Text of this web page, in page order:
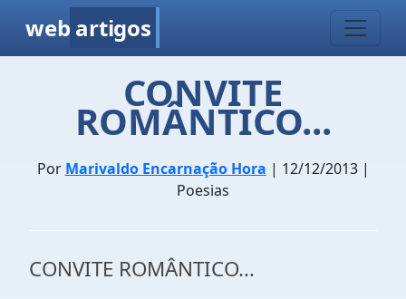
web artigos
CONVITE
ROMÂNTICO...
Por Marivaldo Encarnação Hora | 12/12/2013 |
Poesias
CONVITE ROMÂNTICO...